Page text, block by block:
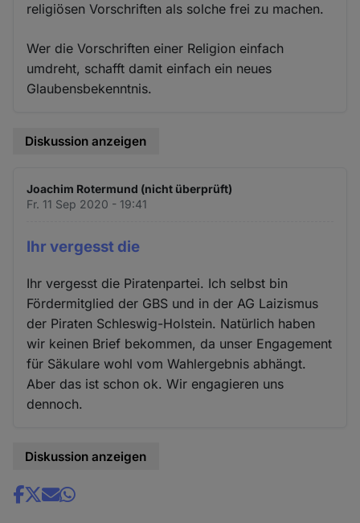
religiösen Vorschriften als solche frei zu machen.
Wer die Vorschriften einer Religion einfach
umdreht, schafft damit einfach ein neues
Glaubensbekenntnis.
Diskussion anzeigen
Joachim Rotermund (nicht überprüft)
Fr. 11 Sep 2020 - 19:41
Ihr vergesst die
Ihr vergesst die Piratenpartei. Ich selbst bin
Fördermitglied der GBS und in der AG Laizismus
der Piraten Schleswig-Holstein. Natürlich haben
wir keinen Brief bekommen, da unser Engagement
für Säkulare wohl vom Wahlergebnis abhängt.
Aber das ist schon ok. Wir engagieren uns
dennoch.
Diskussion anzeigen
Share